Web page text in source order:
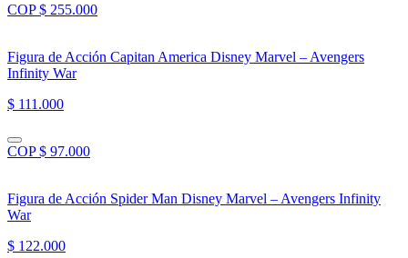
COP $ 255.000
Figura de Acción Capitan America Disney Marvel – Avengers
Infinity War
$ 111.000
COP $ 97.000
Figura de Acción Spider Man Disney Marvel – Avengers Infinity
War
$ 122.000